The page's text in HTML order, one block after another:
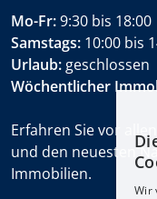
Mo-Fr:9:30 bis 18:00
Samstags: 10:00 bis
Urlaub: geschlossen
Wöchentlicher
Erfahren Sie vor
und den neuesten
Immobilien.
Wir